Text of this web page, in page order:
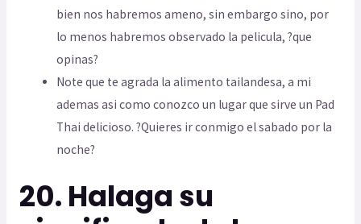
bien nos habremos ameno, sin embargo sino, por
lo menos habremos observado la pelicula, ?que
opinas?
Note que te agrada la alimento tailandesa, a mi
ademas asi­ como conozco un lugar que sirve un Pad
Thai delicioso. ?Quieres ir conmigo el sabado por la
noche?
20. Halaga su